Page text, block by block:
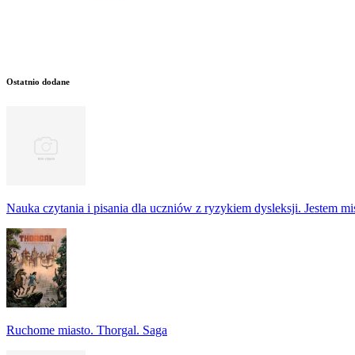
Ostatnio dodane
Nauka czytania i pisania dla uczniów z ryzykiem dysleksji. Jestem
Ruchome miasto. Thorgal. Saga